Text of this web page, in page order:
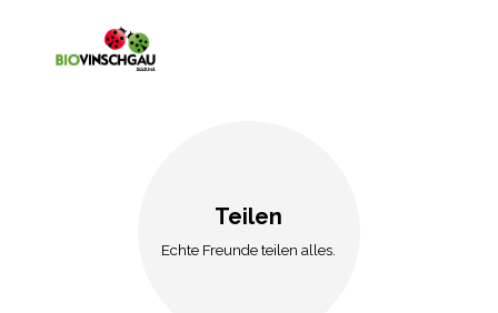
Teilen
Echte Freunde teilen alles.